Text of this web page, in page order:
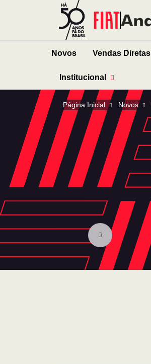
Novos Vendas Diretas
Institucional
Página Inicial Novos